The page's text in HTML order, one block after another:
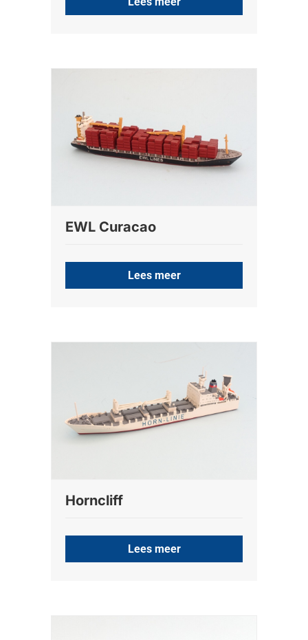
EWL Curacao
Lees meer
Horncliff
Lees meer